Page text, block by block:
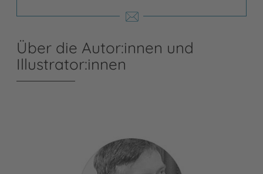
Über die Autor:innen und
Illustrator:innen